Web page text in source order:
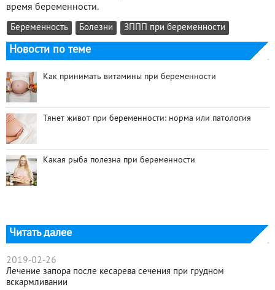
время беременности.
Беременность Болезни ЗППП при беременности
Новости по теме
Как принимать витамины при беременности
Тянет живот при беременности: норма или патология
Какая рыба полезна при беременности
Читать далее
2019-02-26
Лечение запора после кесарева сечения при грудном
вскармливании